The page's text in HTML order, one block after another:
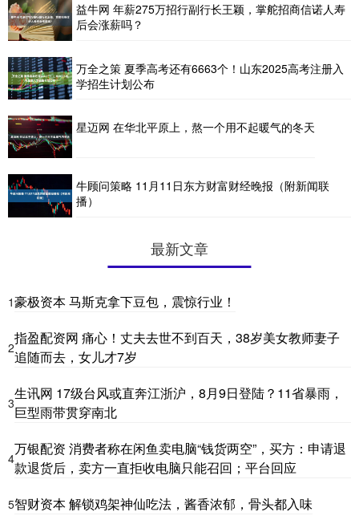
益牛网 年薪275万招行副行长王颖，掌舵招商信诺人寿
后会涨薪吗？
万全之策 夏季高考还有6663个！山东2025高考注册入
学招生计划公布
星迈网 在华北平原上，熬一个用不起暖气的冬天
牛顾问策略 11月11日东方财富财经晚报（附新闻联
播）
最新文章
1豪极资本 马斯克拿下豆包，震惊行业！
2
指盈配资网 痛心！丈夫去世不到百天，38岁美女教师妻子
追随而去，女儿才7岁
3
生讯网 17级台风或直奔江浙沪，8月9日登陆？11省暴雨，
巨型雨带贯穿南北
4
万银配资 消费者称在闲鱼卖电脑“钱货两空”，买方：申请退
款退货后，卖方一直拒收电脑只能召回；平台回应
5智财资本 解锁鸡架神仙吃法，酱香浓郁，骨头都入味